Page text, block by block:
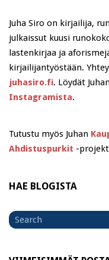
Juha Siro on kirjailija,
julkaissut kuusi
lastenkirjaa ja
kirjailijantyöstään.
juhasiro.fi. Löydät
Instagramista.
Tutustu myös Juhan
Ahdistuspurkit -
HAE BLOGISTA
Search
for